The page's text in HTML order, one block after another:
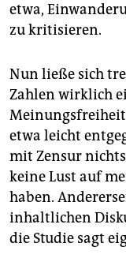
etwa,
zu kritisieren.
Nun ließe sich
Zahlen wirklich
Meinungsfreiheit
etwa leicht
mit Zensur
keine Lust auf
haben.
inhaltlichen
die Studie sagt